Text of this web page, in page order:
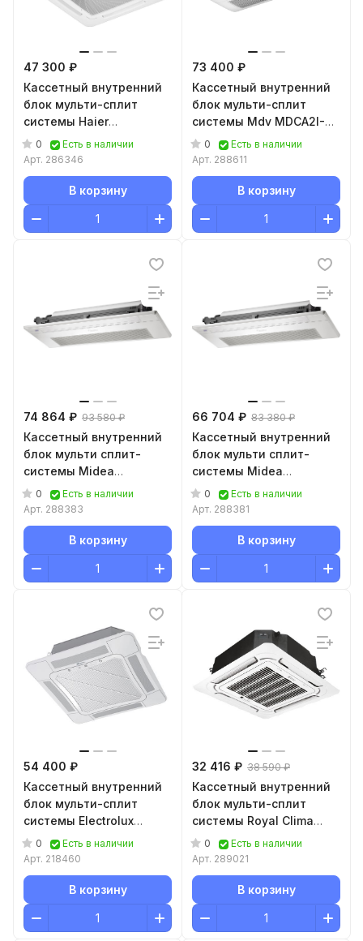
47 300 ₽
Кассетный внутренний
блок мульти-сплит
системы Haier
AB71S2SR1FA
0
Есть в наличии
Арт. 286346
В корзину
73 400 ₽
Кассетный внутренний
блок мульти-сплит
системы Mdv MDCA2I-
18HRFN8/T-MBQ1-UTB-A-
TED
0
Есть в наличии
Арт. 288611
В корзину
74 864 ₽ 93 580 ₽
Кассетный внутренний
блок мульти сплит-
системы Midea
MMCBU1-18FRN8G1/T-
MBQ1-UTB
0
Есть в наличии
Арт. 288383
В корзину
66 704 ₽ 83 380 ₽
Кассетный внутренний
блок мульти сплит-
системы Midea
MMCBU1-09FRN8G1/T-
MBQ1-UTA
0
Есть в наличии
Арт. 288381
В корзину
54 400 ₽
Кассетный внутренний
блок мульти-сплит
системы Electrolux
EACC/I-18 FMI/N8 ERP
0
Есть в наличии
Арт. 218460
В корзину
32 416 ₽ 38 590 ₽
Кассетный внутренний
блок мульти-сплит
системы Royal Clima
RCI-CME18/RCI-
4CME/pan
0
Есть в наличии
Арт. 289021
В корзину